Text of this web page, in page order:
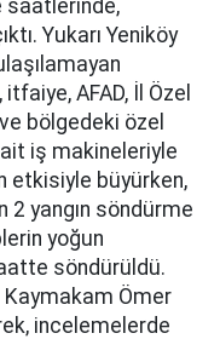
saatlerinde,
Yukarı Yeniköy
AFAD, İl Özel
ve bölgedeki özel
iş makineleriyle
etkisiyle büyürken,
2 yangın söndürme
yoğun
söndürüldü.
Kaymakam Ömer
incelemelerde